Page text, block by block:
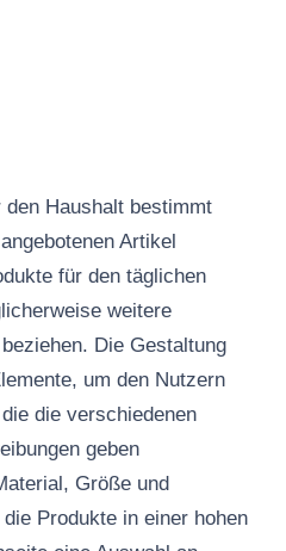
Haushalt bestimmt
Artikel
für den täglichen
weitere
Die Gestaltung
um den Nutzern
die verschiedenen
geben
Größe und
Produkte in einer hohen